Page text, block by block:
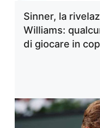
Sinner, la
Williams:
di giocare in